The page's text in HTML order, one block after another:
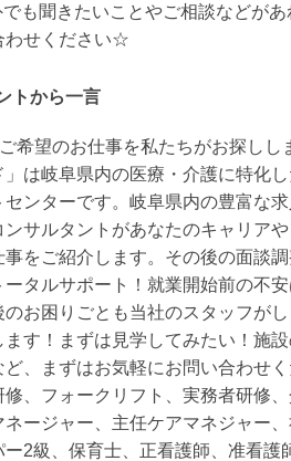
も聞きたいことやご相談などがあ
わせください☆
トから一言
希望のお仕事を私たちがお探しし
」は岐阜県内の医療・介護に特化
センターです。岐阜県内の豊富な
ンサルタントがあなたのキャリア
事をご紹介します。その後の面談
ータルサポート！就業開始前の不
のお困りごとも当社のスタッフが
ます！まずは見学してみたい！施
ど、まずはお気軽にお問い合わせ
修、フォークリフト、実務者研修
ネージャー、主任ケアマネジャー
ー2級、保育士、正看護師、准看護